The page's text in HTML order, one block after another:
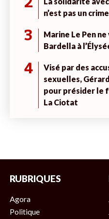
n’est pas un crime
3
Marine Le Pen
Bardella à
4
Visé par des
sexuelles,
pour présider le
La Ciotat
RUBRIQUES
Agora
Politique